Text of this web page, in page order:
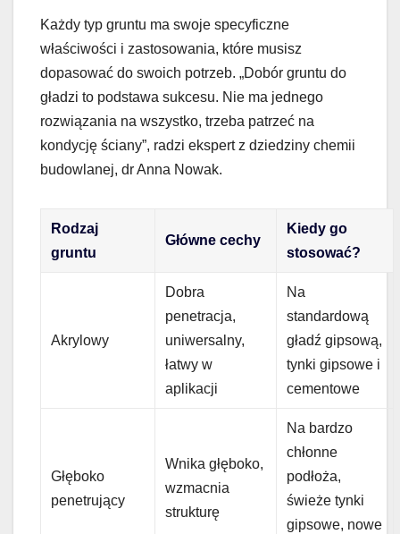
Każdy typ gruntu ma swoje specyficzne
właściwości i zastosowania, które musisz
dopasować do swoich potrzeb. „Dobór gruntu do
gładzi to podstawa sukcesu. Nie ma jednego
rozwiązania na wszystko, trzeba patrzeć na
kondycję ściany”, radzi ekspert z dziedziny chemii
budowlanej, dr Anna Nowak.
Rodzaj
gruntu
Główne cechy
Kiedy go
stosować?
Akrylowy
Dobra
penetracja,
uniwersalny,
łatwy w
aplikacji
Na
standardową
gładź gipsową,
tynki gipsowe i
cementowe
Głęboko
penetrujący
Wnika głęboko,
wzmacnia
strukturę
Na bardzo
chłonne
podłoża,
świeże tynki
gipsowe, nowe